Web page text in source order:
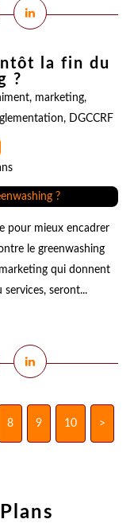
la fin du
?
, marketing,
, DGCCRF
pour mieux encadrer
le greenwashing
qui donnent
seront...
8 9 10 20
>